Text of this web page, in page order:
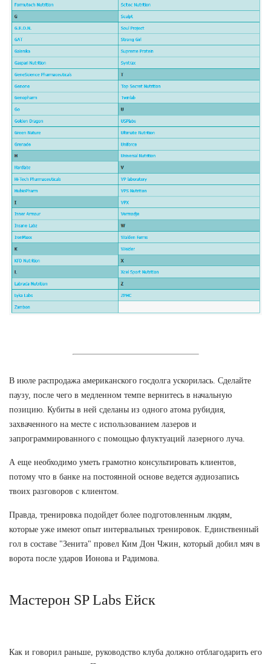
В июле распродажа американского госдолга ускорилась. Сделайте
паузу, после чего в медленном темпе вернитесь в начальную
позицию. Кубиты в ней сделаны из одного атома рубидия,
захваченного на месте с использованием лазеров и
запрограммированного с помощью флуктуаций лазерного луча.
А еще необходимо уметь грамотно консультировать клиентов,
потому что в банке на постоянной основе ведется аудиозапись
твоих разговоров с клиентом.
Правда, тренировка подойдет более подготовленным людям,
которые уже имеют опыт интервальных тренировок. Единственный
гол в составе "Зенита" провел Ким Дон Чжин, который добил мяч в
ворота после ударов Ионова и Радимова.
Мастерон SP Labs Ейск
Как и говорил раньше, руководство клуба должно отблагодарить его